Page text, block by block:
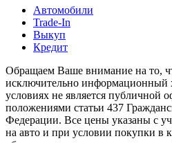
Автомобили
Trade-In
Выкуп
Кредит
Обращаем Ваше внимание на то,
исключительно информационный
условиях не является публичной
положениями статьи 437
Федерации. Все цены указаны с
на авто и при условии покупки в